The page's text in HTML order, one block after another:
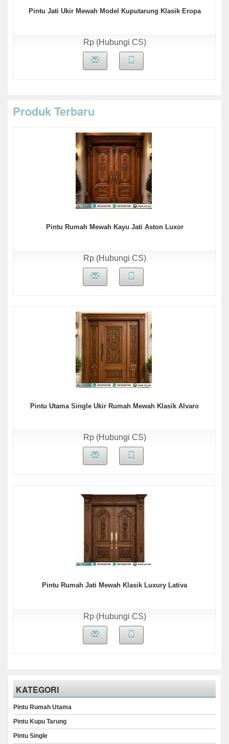
Pintu Jati Ukir Mewah Model Kuputarung Klasik Eropa
Rp (Hubungi CS)
Produk Terbaru
Pintu Rumah Mewah Kayu Jati Aston Luxor
Rp (Hubungi CS)
Pintu Utama Single Ukir Rumah Mewah Klasik Alvaro
Rp (Hubungi CS)
Pintu Rumah Jati Mewah Klasik Luxury Lativa
Rp (Hubungi CS)
KATEGORI
Pintu Rumah Utama
Pintu Kupu Tarung
Pintu Single